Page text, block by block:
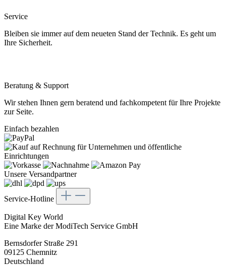
Service
Bleiben sie immer auf dem neueten Stand der Technik. Es geht um
Ihre Sicherheit.
Beratung & Support
Wir stehen Ihnen gern beratend und fachkompetent für Ihre Projekte
zur Seite.
Einfach bezahlen
Unsere Versandpartner
Service-Hotline
Digital Key World
Eine Marke der ModiTech Service GmbH
Bernsdorfer Straße 291
09125 Chemnitz
Deutschland